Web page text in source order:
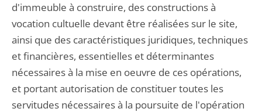
d'immeuble à construire, des constructions à
vocation cultuelle devant être réalisées sur le site,
ainsi que des caractéristiques juridiques, techniques
et financières, essentielles et déterminantes
nécessaires à la mise en oeuvre de ces opérations,
et portant autorisation de constituer toutes les
servitudes nécessaires à la poursuite de l'opération